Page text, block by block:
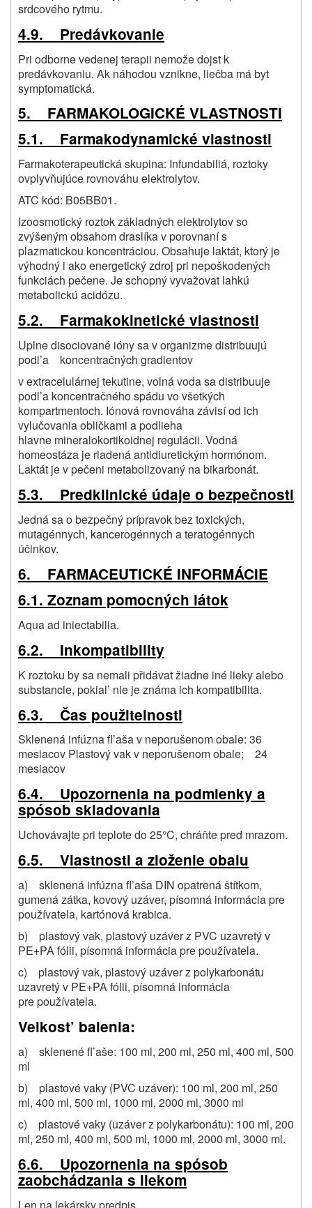
srdcového rytmu.
4.9. Predávkovanie
Pri odborne vedenej terapii nemože dojst k
predávkovaniu. Ak náhodou vznikne, liečba má byt
symptomatická.
5. FARMAKOLOGICKÉ VLASTNOSTI
5.1. Farmakodynamické vlastnosti
Farmakoterapeutická skupina: Infundabiliá, roztoky
ovplyvňujúce rovnováhu elektrolytov.
ATC kód: B05BB01.
Izoosmotický roztok základných elektrolytov so
zvýšeným obsahom draslíka v porovnaní s
plazmatickou koncentráciou. Obsahuje laktát, ktorý je
výhodný i ako energetický zdroj pri nepoškodených
funkciách pečene. Je schopný vyvažovat lahkú
metabolickú acidózu.
5.2. Farmakokinetické vlastnosti
Uplne disociované ióny sa v organizme distribuujú
podl’a koncentračných gradientov
v extracelulárnej tekutine, volná voda sa distribuuje
podl’a koncentračného spádu vo všetkých
kompartmentoch. Iónová rovnováha závisí od ich
vylučovania obličkami a podlieha
hlavne mineralokortikoidnej regulácii. Vodná
homeostáza je riadená antidiuretickým hormónom.
Laktát je v pečeni metabolizovaný na bikarbonát.
5.3. Predklinické údaje o bezpečnosti
Jedná sa o bezpečný prípravok bez toxických,
mutagénnych, kancerogénnych a teratogénnych
účinkov.
6. FARMACEUTICKÉ INFORMÁCIE
6.1. Zoznam pomocných látok
Aqua ad iniectabilia.
6.2. Inkompatibility
K roztoku by sa nemali přidávat žiadne iné lieky alebo
substancie, pokial’ nie je známa ich kompatibilita.
6.3. Čas použitelnosti
Sklenená infúzna fl’aša v neporušenom obale: 36
mesiacov Plastový vak v neporušenom obale; 24
mesiacov
6.4. Upozornenia na podmienky a
spósob skladovania
Uchovávajte pri teplote do 25°C, chráňte pred mrazom.
6.5. Vlastnosti a zloženie obalu
a) sklenená infúzna fl’aša DIN opatrená štítkom,
gumená zátka, kovový uzáver, písomná informácia pre
používatela, kartónová krabica.
b) plastový vak, plastový uzáver z PVC uzavretý v
PE+PA fólii, písomná informácia pre používatela.
c) plastový vak, plastový uzáver z polykarbonátu
uzavretý v PE+PA fólii, písomná informácia
pre používatela.
Velkost’ balenia:
a) sklenené fl’aše: 100 ml, 200 ml, 250 ml, 400 ml, 500
ml
b) plastové vaky (PVC uzáver): 100 ml, 200 ml, 250
ml, 400 ml, 500 ml, 1000 ml, 2000 ml, 3000 ml
c) plastové vaky (uzáver z polykarbonátu): 100 ml, 200
ml, 250 ml, 400 ml, 500 ml, 1000 ml, 2000 ml, 3000 ml.
6.6. Upozornenia na spósob
zaobchádzania s liekom
Len na lekársky predpis.